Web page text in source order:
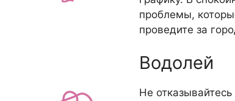
проблемы,
проведите за
Водолей
Не